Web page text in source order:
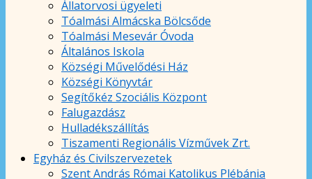
Állatorvosi ügyeleti
Tóalmási Almácska Bölcsőde
Tóalmási Mesevár Óvoda
Általános Iskola
Községi Művelődési Ház
Községi Könyvtár
Segítőkéz Szociális Központ
Falugazdász
Hulladékszállítás
Tiszamenti Regionális Vízművek Zrt.
Egyház és Civilszervezetek
Szent András Római Katolikus Plébánia